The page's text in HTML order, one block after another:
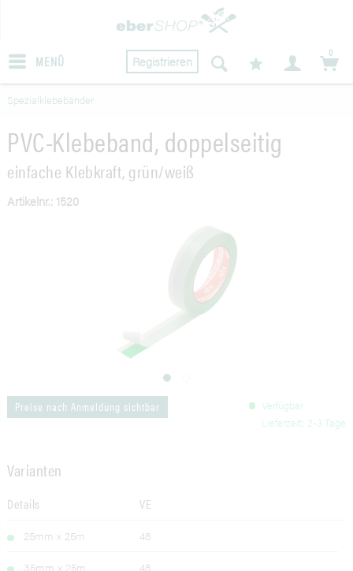
MENÜ Registrieren
0
Spezialklebebänder
PVC-Klebeband, doppelseitig
einfache Klebkraft, grün/weiß
Artikelnr.: 1520
Preise nach Anmeldung sichtbar
Verfügbar
Lieferzeit: 2-3 Tage
Varianten
Details VE
25mm x 25m
48
35mm x 25m
48